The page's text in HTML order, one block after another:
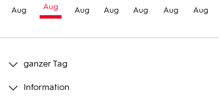
Trailer
Bilder
Aug Aug Aug Aug Aug Aug Aug
ganzer Tag
Information